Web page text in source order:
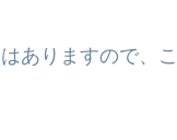
ありますので、